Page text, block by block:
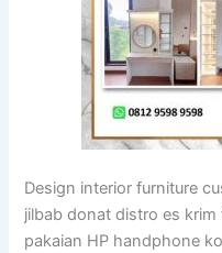
Design interior furniture
jilbab donat distro es
pakaian HP handphone